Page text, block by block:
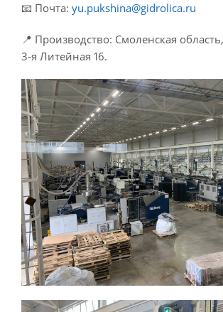
📧 Почта: yu.pukshina@gidrolica.ru
📍 Производство: Смоленская
3-я Литейная 16.